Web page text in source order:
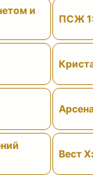
и
ПСЖ
Вест